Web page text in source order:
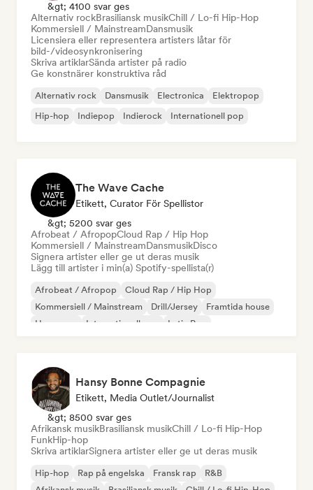
&gt; 4100 svar ges
Alternativ rockBrasiliansk musikChill / Lo-fi Hip-Hop
Kommersiell / MainstreamDansmusik
Licensiera eller representera artisters låtar för
bild-/videosynkronisering
Skriva artiklarSända artister på radio
Ge konstnärer konstruktiva råd
Alternativ rock Dansmusik Electronica
Elektropop
Hip-hop
Indiepop Indierock Internationell pop
The Wave Cache
Etikett, Curator För Spellistor
&gt; 5200 svar ges
Afrobeat / AfropopCloud Rap / Hip Hop
Kommersiell / MainstreamDansmusikDisco
Signera artister eller ge ut deras musik
Lägg till artister i min(a) Spotify-spellista(r)
Afrobeat / Afropop
Cloud Rap / Hip Hop
Kommersiell / Mainstream
Drill/Jersey
Framtida house
Hyperpop
Internationell pop Latin Pop
Hansy Bonne Compagnie
Etikett, Media Outlet/Journalist
&gt; 8500 svar ges
Afrikansk musikBrasiliansk musikChill / Lo-fi Hip-Hop
FunkHip-hop
Skriva artiklarSignera artister eller ge ut deras musik
Hip-hop Rap på engelska Fransk rap
R&B